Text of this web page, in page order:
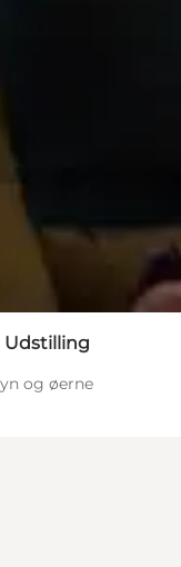
Udstilling
og øerne